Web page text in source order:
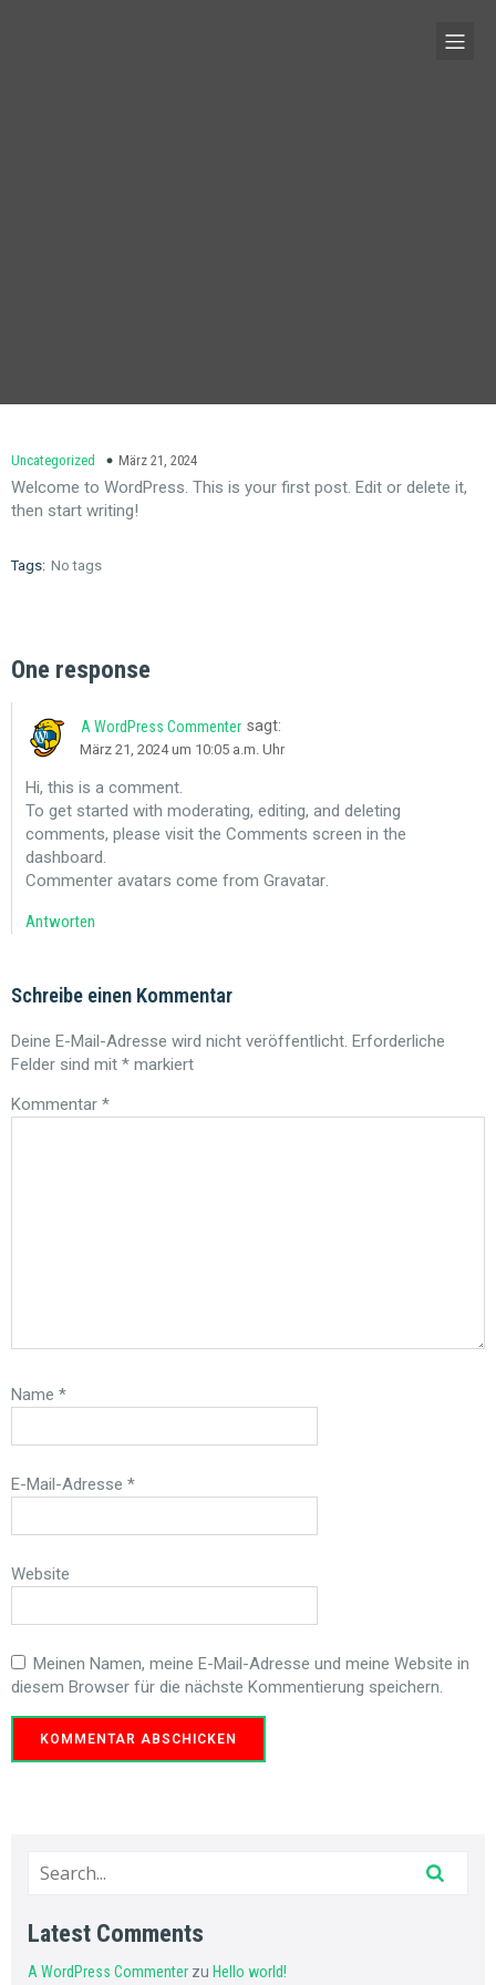
Uncategorized März 21, 2024
Welcome to WordPress. This is your first post. Edit or delete it,
then start writing!
Tags: No tags
One response
A WordPress Commenter sagt:
März 21, 2024 um 10:05 a.m. Uhr
Hi, this is a comment.
To get started with moderating, editing, and deleting
comments, please visit the Comments screen in the
dashboard.
Commenter avatars come from Gravatar.
Antworten
Schreibe einen Kommentar
Deine E-Mail-Adresse wird nicht veröffentlicht. Erforderliche
Felder sind mit * markiert
Kommentar *
Name *
E-Mail-Adresse *
Website
Meinen Namen, meine E-Mail-Adresse und meine Website in
diesem Browser für die nächste Kommentierung speichern.
Latest Comments
A WordPress Commenter zu Hello world!